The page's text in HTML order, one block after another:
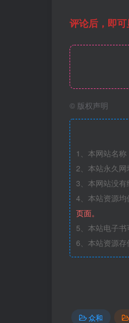
评论后，即可
© 版权声明
1、本网站名称
2、本站永久网
3、本网站没有
4、本站资源均
页面。
5、本站电子
6、本站资源存
众和